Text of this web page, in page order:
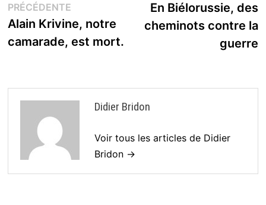
de
l’article
PRÉCÉDENTEPublication
précédente :
Alain Krivine, notre
camarade, est mort.
En Biélorussie, des
cheminots contre la
guerre
Didier Bridon
Voir tous les articles de Didier
Bridon →